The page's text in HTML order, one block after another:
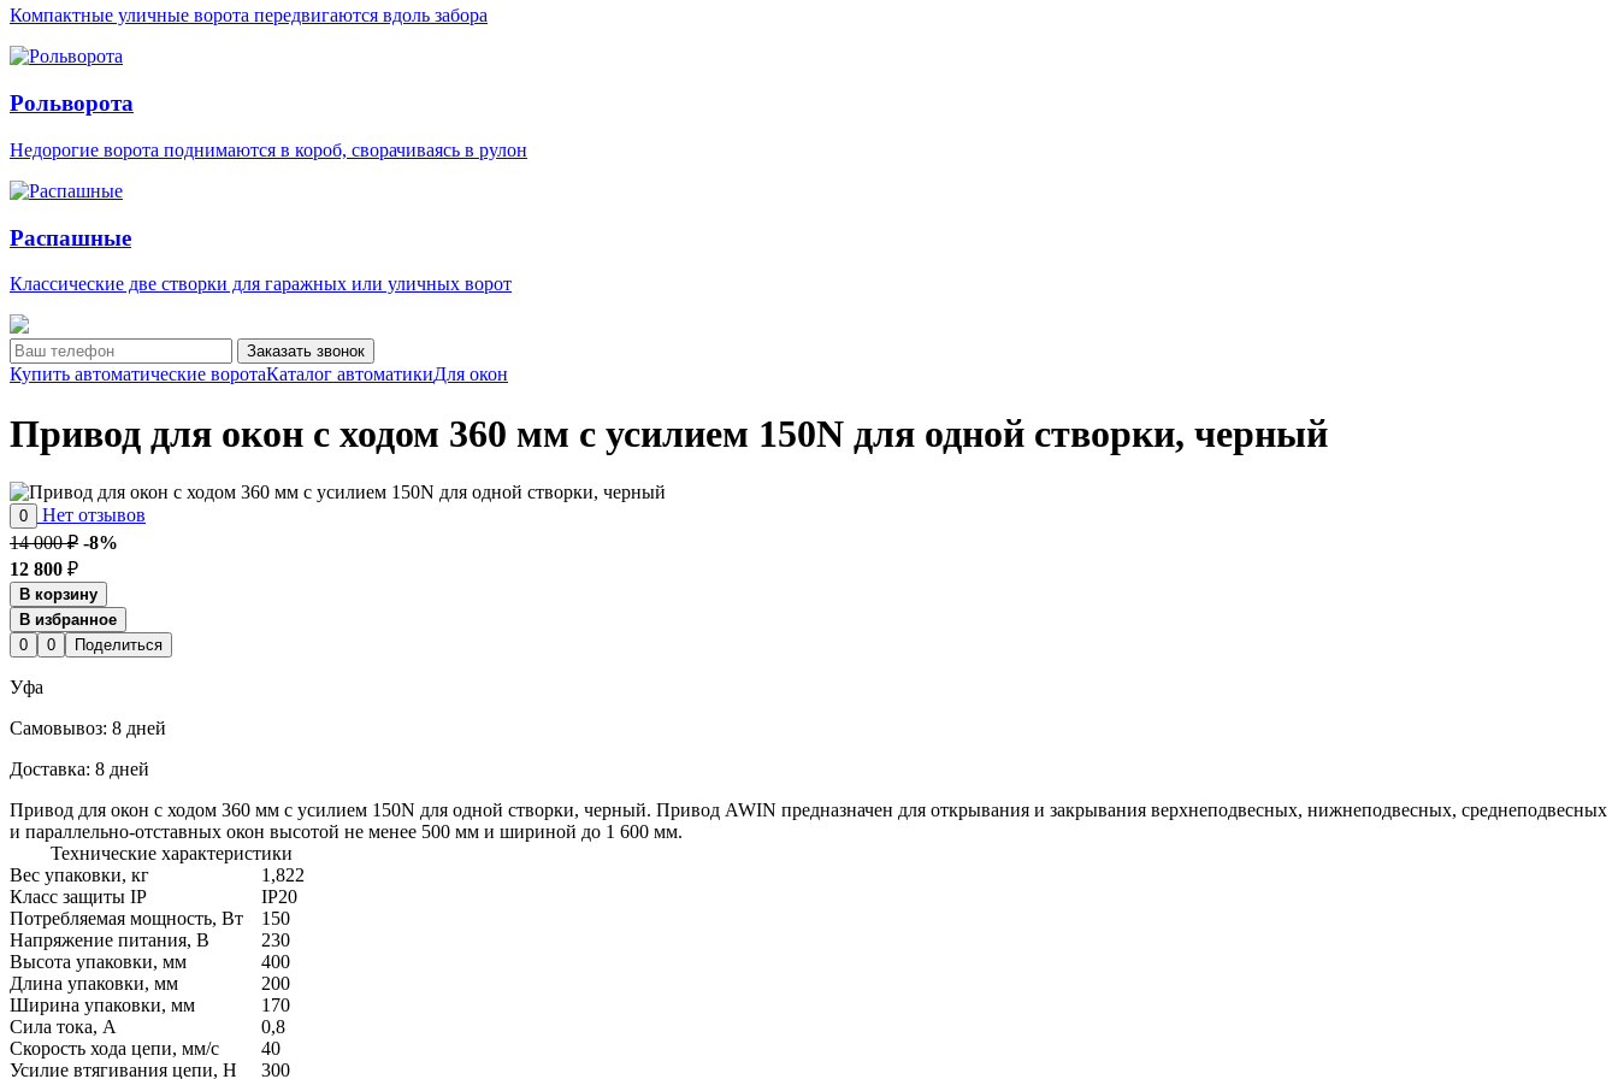
Компактные уличные ворота передвигаются вдоль забора
Рольворота
Недорогие ворота поднимаются в короб, сворачиваясь в рулон
Распашные
Классические две створки для гаражных или уличных ворот
Заказать звонок
Купить автоматические воротаКаталог автоматикиДля окон
Привод для окон с ходом 360 мм с усилием 150N для одной створки, черный
0
Нет отзывов
14 000 ₽ -8%
12 800 ₽
В корзину
В избранное
0
0 Поделиться
Уфа
Cамовывоз: 8 дней
Доставка: 8 дней
Привод для окон с ходом 360 мм с усилием 150N для одной створки, черный. Привод AWIN предназначен для открывания и закрывания верхнеподвесных, нижнеподвесных, среднеподвесных
и параллельно-отставных окон высотой не менее 500 мм и шириной до 1 600 мм.
Технические характеристики
Вес упаковки, кг
1,822
Класс защиты IP
IP20
Потребляемая мощность, Вт
150
Напряжение питания, В
230
Высота упаковки, мм
400
Длина упаковки, мм
200
Ширина упаковки, мм
170
Сила тока, А
0,8
Скорость хода цепи, мм/с
40
Усилие втягивания цепи, Н
300